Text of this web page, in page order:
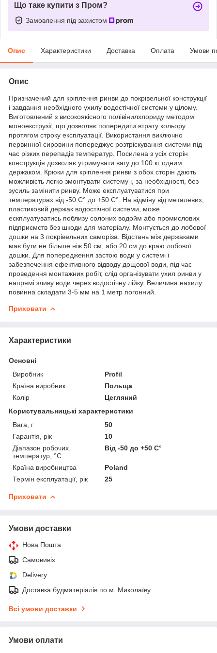
Що таке купити з Пром?
Замовлення під захистом
Опис Характеристики Доставка Оплата Умови
Опис
Призначений для кріплення ринви до покрівельної конструкції
і завдання необхідного ухилу водостічної системи у цілому.
Виготовлений з високоякісного полівінилхлориду методом
моноекструзії, що дозволяє попередити втрату кольору
протягом строку експлуатації. Використання виключно
первинної сировини попереджує розтріскування системи під
час різких перепадів температур. Посилена з усіх сторін
конструкція дозволяє утримувати вагу до 100 кг одним
держаком. Крюки для кріплення ринви з обох сторін дають
можливість легко змонтувати систему і, за необхідності, без
зусиль замінити ринву. Може експлуатуватися при
температурах від -50 С° до +50 С°. На відміну від металевих,
пластиковий держак водостічної системи, може
ескплуатуватись поблизу солоних водойм або промислових
підприємств без шкоди для матеріалу. Монтується до лобової
дошки на 3 покрівельних саморіза. Відстань між держаками
має бути не більше ніж 50 см, або 20 см до краю лобової
дошки. Для попередження застою води у системі і
забезпечення ефективного відводу дощової води, під час
проведення монтажних робіт, слід організувати ухил ринви у
напрямі зливу води через водостічну лійку. Величина нахилу
повинна складати 3-5 мм на 1 метр погонний.
Приховати
Характеристики
Основні
Виробник
Profil
Країна виробник
Польща
Колір
Цегляний
Користувальницькі характеристики
Вага, г
50
Гарантія, рік
10
Діапазон робочих
температур, °С
Від -50 до +50 С°
Країна виробництва
Poland
Термін експлуатації, рік
25
Приховати
Умови доставки
Нова Пошта
Самовивіз
Delivery
Доставка будматеріалів по м. Миколаїву
Всі умови доставки
Умови оплати